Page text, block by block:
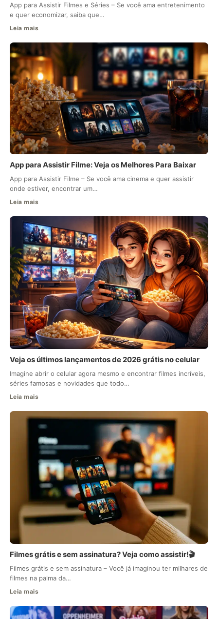
App para Assistir Filmes e Séries – Se você ama entretenimento
e quer economizar, saiba que…
Leia mais
App para Assistir Filme: Veja os Melhores Para Baixar
App para Assistir Filme – Se você ama cinema e quer assistir
onde estiver, encontrar um…
Leia mais
Veja os últimos lançamentos de 2026 grátis no celular
Imagine abrir o celular agora mesmo e encontrar filmes incríveis,
séries famosas e novidades que todo…
Leia mais
Filmes grátis e sem assinatura? Veja como assistir!🎬
Filmes grátis e sem assinatura – Você já imaginou ter milhares de
filmes na palma da…
Leia mais